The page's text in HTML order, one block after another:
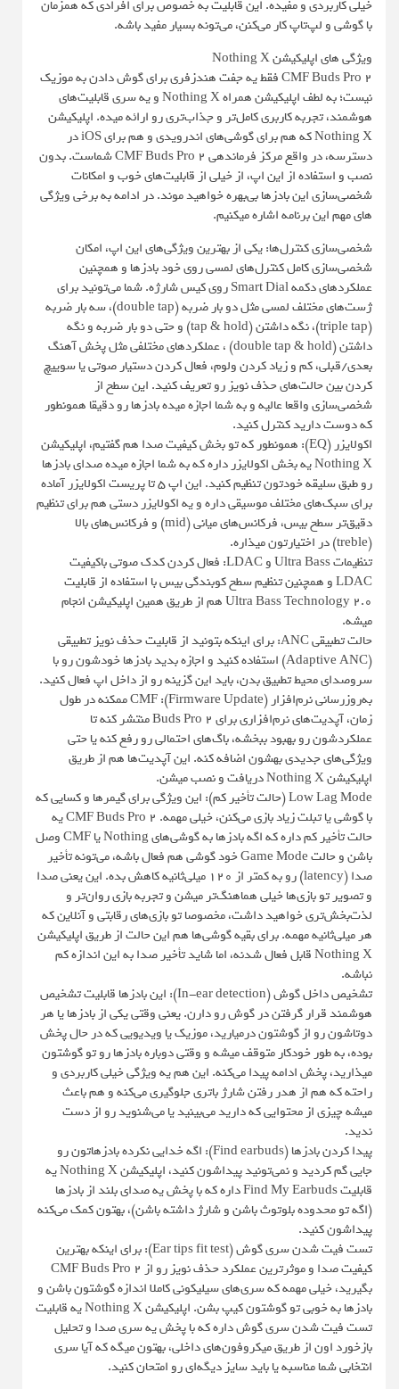
خیلی کاربردی و مفیده. این قابلیت به خصوص برای افرادی که همزمان
با گوشی و لپ‌تاپ کار می‌کنن، می‌تونه بسیار مفید باشه.
ویژگی های اپلیکیشن Nothing X
CMF Buds Pro 2 فقط یه جفت هندزفری برای گوش دادن به موزیک
نیست؛ به لطف اپلیکیشن همراه Nothing X و یه سری قابلیت‌های
هوشمند، تجربه کاربری کامل‌تر و جذاب‌تری رو ارائه میده. اپلیکیشن
Nothing X که هم برای گوشی‌های اندرویدی و هم برای iOS در
دسترسه، در واقع مرکز فرماندهی CMF Buds Pro 2 شماست. بدون
نصب و استفاده از این اپ، از خیلی از قابلیت‌های خوب و امکانات
شخصی‌سازی این بادزها بی‌بهره خواهید موند. در ادامه به برخی ویژگی
های مهم این برنامه اشاره میکنیم.
شخصی‌سازی کنترل‌ها: یکی از بهترین ویژگی‌های این اپ، امکان
شخصی‌سازی کامل کنترل‌های لمسی روی خود بادزها و همچنین
عملکردهای دکمه Smart Dial روی کیس شارژه. شما می‌تونید برای
ژست‌های مختلف لمسی مثل دو بار ضربه (double tap)، سه بار ضربه
(triple tap)، نگه داشتن (tap & hold) و حتی دو بار ضربه و نگه
داشتن (double tap & hold) ، عملکردهای مختلفی مثل پخش آهنگ
بعدی/قبلی، کم و زیاد کردن ولوم، فعال کردن دستیار صوتی یا سوییچ
کردن بین حالت‌های حذف نویز رو تعریف کنید. این سطح از
شخصی‌سازی واقعا عالیه و به شما اجازه میده بادزها رو دقیقا همونطور
که دوست دارید کنترل کنید.
اکولایزر (EQ): همونطور که تو بخش کیفیت صدا هم گفتیم، اپلیکیشن
Nothing X یه بخش اکولایزر داره که به شما اجازه میده صدای بادزها
رو طبق سلیقه خودتون تنظیم کنید. این اپ ۵ تا پریست اکولایزر آماده
برای سبک‌های مختلف موسیقی داره و یه اکولایزر دستی هم برای تنظیم
دقیق‌تر سطح بیس، فرکانس‌های میانی (mid) و فرکانس‌های بالا
(treble) در اختیارتون میذاره.
تنظیمات Ultra Bass و LDAC: فعال کردن کدک صوتی باکیفیت
LDAC و همچنین تنظیم سطح کوبندگی بیس با استفاده از قابلیت
Ultra Bass Technology 2.0 هم از طریق همین اپلیکیشن انجام
میشه.
حالت تطبیقی ANC: برای اینکه بتونید از قابلیت حذف نویز تطبیقی
(Adaptive ANC) استفاده کنید و اجازه بدید بادزها خودشون رو با
سروصدای محیط تطبیق بدن، باید این گزینه رو از داخل اپ فعال کنید.
به‌روزرسانی نرم‌افزار (Firmware Update): CMF ممکنه در طول
زمان، آپدیت‌های نرم‌افزاری برای Buds Pro 2 منتشر کنه تا
عملکردشون رو بهبود ببخشه، باگ‌های احتمالی رو رفع کنه یا حتی
ویژگی‌های جدیدی بهشون اضافه کنه. این آپدیت‌ها هم از طریق
اپلیکیشن Nothing X دریافت و نصب میشن.
Low Lag Mode (حالت تأخیر کم): این ویژگی برای گیمرها و کسایی که
با گوشی یا تبلت زیاد بازی می‌کنن، خیلی مهمه. CMF Buds Pro 2 یه
حالت تأخیر کم داره که اگه بادزها به گوشی‌های Nothing یا CMF وصل
باشن و حالت Game Mode خود گوشی هم فعال باشه، می‌تونه تأخیر
صدا (latency) رو به کمتر از ۱۲۰ میلی‌ثانیه کاهش بده. این یعنی صدا
و تصویر تو بازی‌ها خیلی هماهنگ‌تر میشن و تجربه بازی روان‌تر و
لذت‌بخش‌تری خواهید داشت، مخصوصا تو بازی‌های رقابتی و آنلاین که
هر میلی‌ثانیه مهمه. برای بقیه گوشی‌ها هم این حالت از طریق اپلیکیشن
Nothing X قابل فعال شدنه، اما شاید تأخیر صدا به این اندازه کم
نباشه.
تشخیص داخل گوش (In-ear detection): این بادزها قابلیت تشخیص
هوشمند قرار گرفتن در گوش رو دارن. یعنی وقتی یکی از بادزها یا هر
دوتاشون رو از گوشتون درمیارید، موزیک یا ویدیویی که در حال پخش
بوده، به طور خودکار متوقف میشه و وقتی دوباره بادزها رو تو گوشتون
میذارید، پخش ادامه پیدا می‌کنه. این هم یه ویژگی خیلی کاربردی و
راحته که هم از هدر رفتن شارژ باتری جلوگیری می‌کنه و هم باعث
میشه چیزی از محتوایی که دارید می‌بینید یا می‌شنوید رو از دست
ندید.
پیدا کردن بادزها (Find earbuds): اگه خدایی نکرده بادزهاتون رو
جایی گم کردید و نمی‌تونید پیداشون کنید، اپلیکیشن Nothing X یه
قابلیت Find My Earbuds داره که با پخش یه صدای بلند از بادزها
(اگه تو محدوده بلوتوث باشن و شارژ داشته باشن)، بهتون کمک می‌کنه
پیداشون کنید.
تست فیت شدن سری گوش (Ear tips fit test): برای اینکه بهترین
کیفیت صدا و موثرترین عملکرد حذف نویز رو از CMF Buds Pro 2
بگیرید، خیلی مهمه که سری‌های سیلیکونی کاملا اندازه گوشتون باشن و
بادزها به خوبی تو گوشتون کیپ بشن. اپلیکیشن Nothing X یه قابلیت
تست فیت شدن سری گوش داره که با پخش یه سری صدا و تحلیل
بازخورد اون از طریق میکروفون‌های داخلی، بهتون میگه که آیا سری
انتخابی شما مناسبه یا باید سایز دیگه‌ای رو امتحان کنید.